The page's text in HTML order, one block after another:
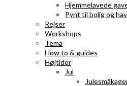
Hjemmelavede
Pynt til bolig og
Rejser
Workshops
Tema
How to & guides
Højtider
Jul